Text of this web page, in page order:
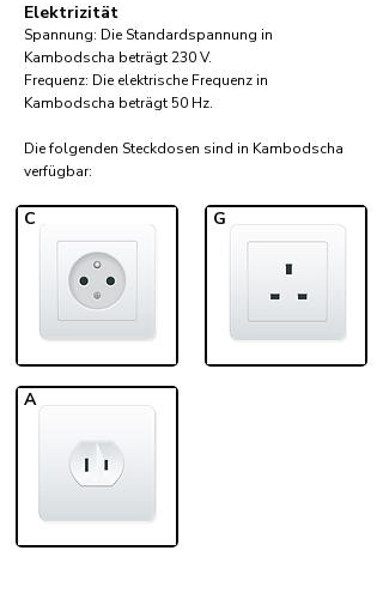
Elektrizität
Spannung: Die Standardspannung in
Kambodscha beträgt 230 V.
Frequenz: Die elektrische Frequenz in
Kambodscha beträgt 50 Hz.
Die folgenden Steckdosen sind in Kambodscha
verfügbar:​
C
A
G